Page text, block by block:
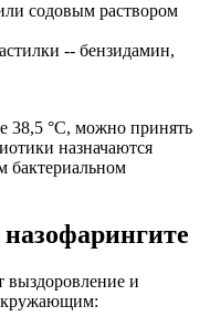
содовым раствором
-- бензидамин,
38,5 °C, можно принять
назначаются
бактериальном
выздоровление и